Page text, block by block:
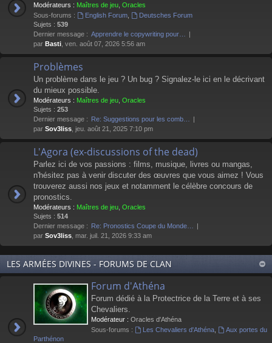
Modérateurs : Maîtres de jeu Oracles
Sous-forums :
English Forum,
Deutsches Forum
Sujets : 539
Dernier message : Apprendre le copywriting pour…
par Basti , ven. août 07, 2026 5:56 am
Problèmes
Un problème dans le jeu ? Un bug ? Signalez-le ici en le décrivant
du mieux possible.
Modérateurs : Maîtres de jeu Oracles
Sujets : 253
Dernier message : Re: Suggestions pour les comb…
par Sov3liss , jeu. août 21, 2025 7:10 pm
L'Agora (ex-discussions of the dead)
Parlez ici de vos passions : films, musique, livres ou mangas,
n'hésitez pas à venir discuter des œuvres que vous aimez ! Vous
trouverez aussi nos jeux et notamment le célèbre concours de
pronostics.
Modérateurs : Maîtres de jeu Oracles
Sujets : 514
Dernier message : Re: Pronostics Coupe du Monde…
par Sov3liss , mar. juil. 21, 2026 9:33 am
LES ARMÉES DIVINES - FORUMS DE CLAN
Forum d'Athéna
Forum dédié à la Protectrice de la Terre et à ses
Chevaliers.
Modérateur : Oracles d'Athéna
Sous-forums :
Les Chevaliers d'Athéna,
Aux portes du
Parthénon